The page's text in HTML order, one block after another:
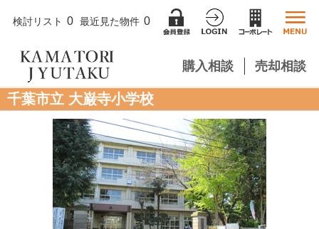
検討リスト 0 最近見た物件 0
購入相談 売却相談
千葉市立 大巌寺小学校